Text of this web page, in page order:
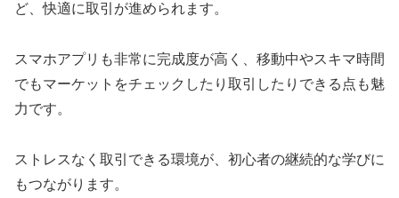
ど、快適に取引が進められます。
スマホアプリも非常に完成度が高く、移動中やスキマ時間
でもマーケットをチェックしたり取引したりできる点も魅
力です。
ストレスなく取引できる環境が、初心者の継続的な学びに
もつながります。